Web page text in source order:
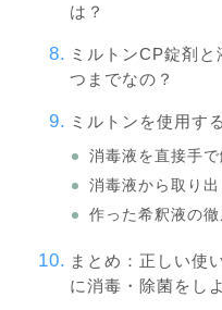
は？
ミルトンCP錠剤
つまでなの？
ミルトンを使用す
消毒液を直接手で
消毒液から取り
作った希釈液の徹
まとめ：正しい使
に消毒・除菌をし